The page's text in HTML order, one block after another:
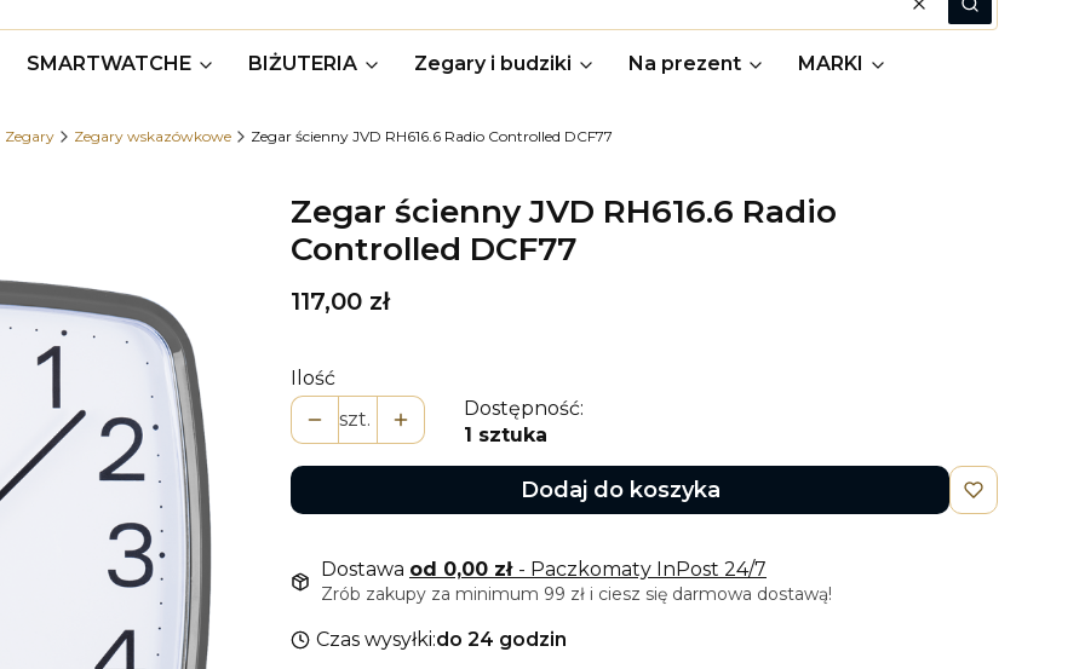
WyczyśćSzukaj
SMARTWATCHE BIŻUTERIA Zegary i budziki Na prezent MARKI
Zegary Zegary wskazówkowe Zegar ścienny JVD RH616.6 Radio Controlled DCF77
Zegar ścienny JVD RH616.6 Radio
Controlled DCF77
Cena
117,00 zł
Ilość
szt.
Dostępność:
1 sztuka
Dodaj do koszyka
Dostawa od 0,00 zł - Paczkomaty InPost 24/7
Zrób zakupy za minimum 99 zł i ciesz się darmowa dostawą!
Czas wysyłki:do 24 godzin